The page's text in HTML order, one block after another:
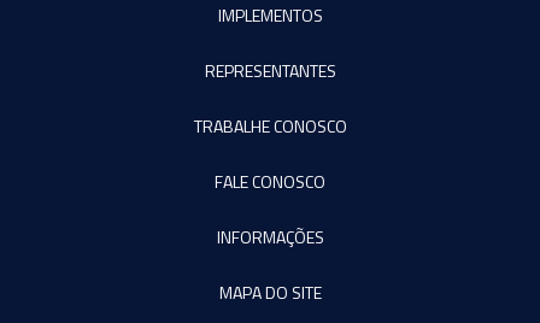
IMPLEMENTOS
REPRESENTANTES
TRABALHE CONOSCO
FALE CONOSCO
INFORMAÇÕES
MAPA DO SITE